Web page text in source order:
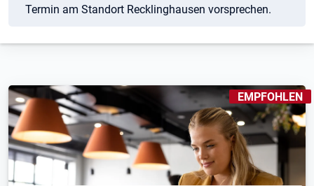
Termin am Standort Recklinghausen vorsprechen.
EMPFOHLEN